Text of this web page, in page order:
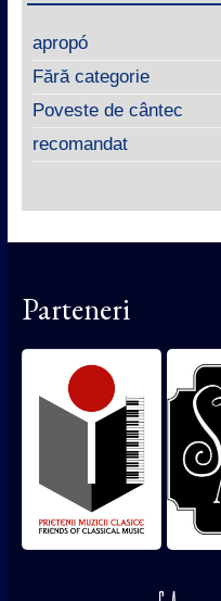
apropó
Fără categorie
Poveste de cântec
recomandat
Parteneri